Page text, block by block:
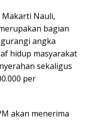
Makarti Nauli,
bagian
angka
hidup masyarakat
sekaligus
per
akan menerima